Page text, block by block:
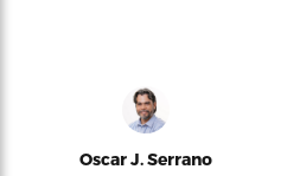
Oscar J. Serrano